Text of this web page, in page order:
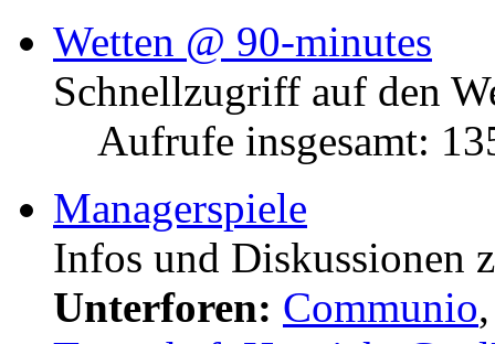
Wetten @ 90-minutes
Schnellzugriff auf den
Aufrufe insgesamt:
Managerspiele
Infos und Diskussionen
Unterforen: Communio